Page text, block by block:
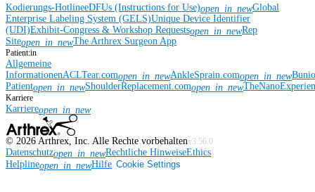
Kodierungs-HotlineeDFUs (Instructions for Use)open_in_newGlobal
Enterprise Labeling System (GELS)Unique Device Identifier
(UDI)Exhibit-Congress & Workshop Requestsopen_in_newRep
Siteopen_in_newThe Arthrex Surgeon App
Patient:in
Allgemeine
InformationenACLTear.comopen_in_newAnkleSprain.comopen_in_new
Patientopen_in_newShoulderReplacement.comopen_in_new
Karriere
Karriereopen_in_new
© 2026 Arthrex, Inc. Alle Rechte vorbehaltenv3.56.0
Datenschutzopen_in_newRechtliche HinweiseEthics
Helplineopen_in_newHilfe Cookie Settings